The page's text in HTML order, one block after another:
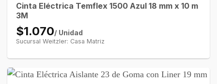
Cinta Eléctrica Temflex 1500 Azul 18 mm x 10 m
3M
$1.070/ Unidad
Sucursal Weitzler: Casa Matriz